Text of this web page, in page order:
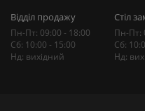
Відділ продажу
Пн-Пт: 09:00 - 18:00
Сб: 10:00 - 15:00
Нд: вихідний
Стіл
Пн-Пт:
Сб:
Нд: